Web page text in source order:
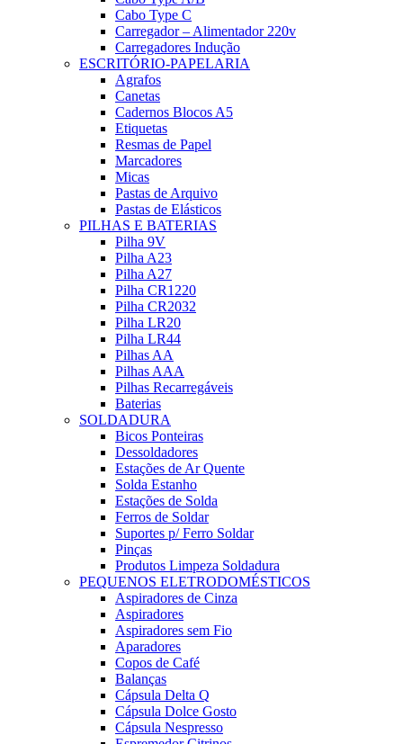
Cabo Type C
Carregador – Alimentador 220v
Carregadores Indução
ESCRITÓRIO-PAPELARIA
Agrafos
Canetas
Cadernos Blocos A5
Etiquetas
Resmas de Papel
Marcadores
Micas
Pastas de Arquivo
Pastas de Elásticos
PILHAS E BATERIAS
Pilha 9V
Pilha A23
Pilha A27
Pilha CR1220
Pilha CR2032
Pilha LR20
Pilha LR44
Pilhas AA
Pilhas AAA
Pilhas Recarregáveis
Baterias
SOLDADURA
Bicos Ponteiras
Dessoldadores
Estações de Ar Quente
Solda Estanho
Estações de Solda
Ferros de Soldar
Suportes p/ Ferro Soldar
Pinças
Produtos Limpeza Soldadura
PEQUENOS ELETRODOMÉSTICOS
Aspiradores de Cinza
Aspiradores
Aspiradores sem Fio
Aparadores
Copos de Café
Balanças
Cápsula Delta Q
Cápsula Dolce Gosto
Cápsula Nespresso